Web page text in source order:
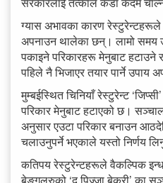
ग्यास अभावका कारण रेस्टुरेन्टहरूले
अपनाउन थालेका छन्। लामो समय
पकाइने परिकारहरू मेनुबाट हटाउने
पहिले नै भिजाएर तयार पार्ने उपाय
मुम्बईस्थित चिनियाँ रेस्टुरेन्ट
परिकार मेनुबाट हटाएको छ।
अनुसार एउटा परिकार बनाउन
चलाउनुपर्ने भएकाले यस्तो निर्णय
कतिपय रेस्टुरेन्टहरूले वैकल्पिक
बेङ्गलुरुको ‘द पिज्जा बेकरी’ का